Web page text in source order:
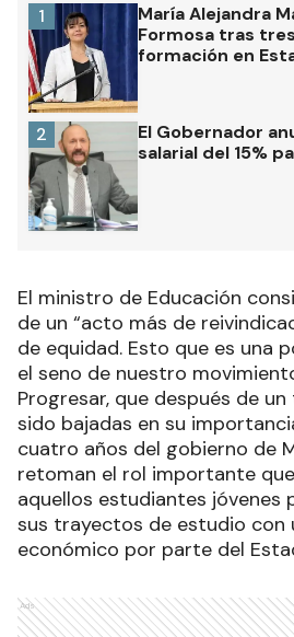
María Alejandra
Formosa tras
formación en
1
El Gobernador
salarial del 15%
2
El ministro de Educación
de un “acto más de
de equidad. Esto que es una
el seno de nuestro
Progresar, que después de
sido bajadas en su
cuatro años del gobierno de
retoman el rol importante
aquellos estudiantes jóvenes
sus trayectos de estudio con
económico por parte del
Ads